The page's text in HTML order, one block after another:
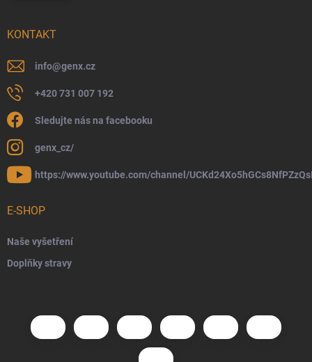
KONTAKT
info@genx.cz
+420 731 007 192
Sledujte nás na facebooku
genx_cz/
https://www.youtube.com/channel/
E-SHOP
Naše vyšetření
Doplňky stravy